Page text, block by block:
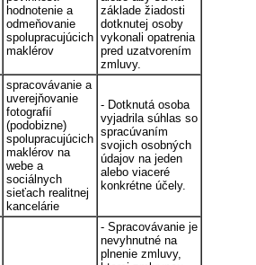
hodnotenie a
odmeňovanie
spolupracujúcich
maklérov
základe žiadosti
dotknutej osoby
vykonali opatrenia
pred uzatvorením
zmluvy.
spracovávanie a
uverejňovanie
fotografií
(podobizne)
spolupracujúcich
maklérov na
webe a
sociálnych
sieťach realitnej
kancelárie
- Dotknutá osoba
vyjadrila súhlas so
spracúvaním
svojich osobných
údajov na jeden
alebo viaceré
konkrétne účely.
- Spracovávanie je
nevyhnutné na
plnenie zmluvy,